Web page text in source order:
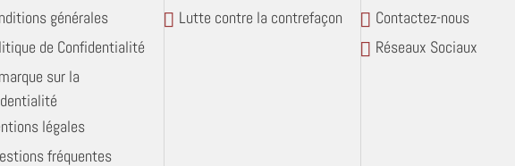
générales
de Confidentialité
sur la
légales
fréquentes
Lutte contre la contrefaçon
Contactez-nous
Réseaux Sociaux